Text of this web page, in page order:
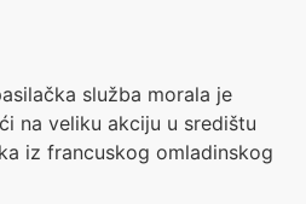
služba morala je
na veliku akciju u središtu
iz francuskog omladinskog